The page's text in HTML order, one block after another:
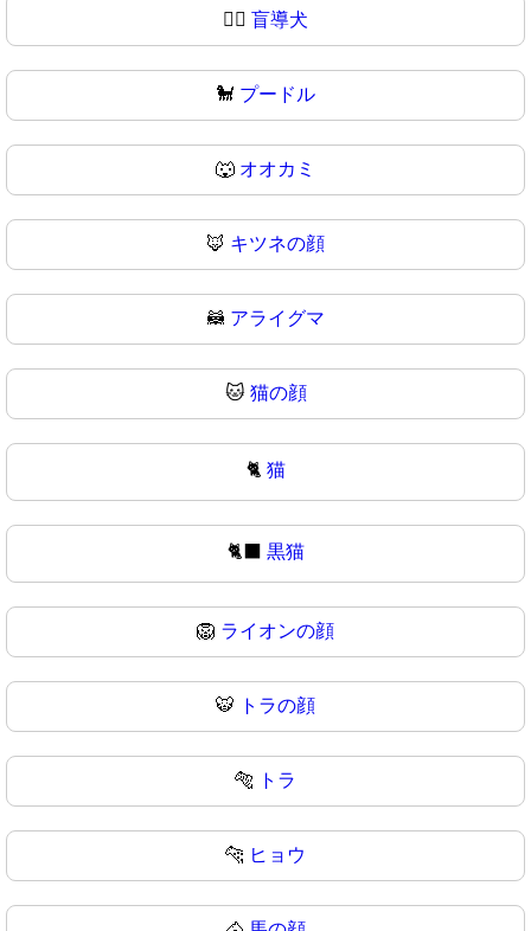
🐕‍🦺 盲導犬
🐩 プードル
🐺 オオカミ
🦊 キツネの顔
🦝 アライグマ
🐱 猫の顔
🐈 猫
🐈‍⬛ 黒猫
🦁 ライオンの顔
🐯 トラの顔
🐅 トラ
🐆 ヒョウ